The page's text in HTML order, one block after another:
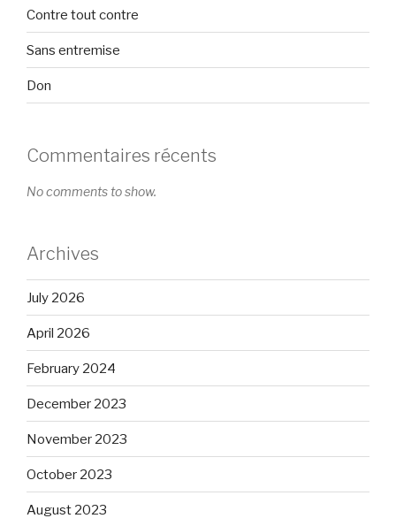
Contre tout contre
Sans entremise
Don
Commentaires récents
No comments to show.
Archives
July 2026
April 2026
February 2024
December 2023
November 2023
October 2023
August 2023